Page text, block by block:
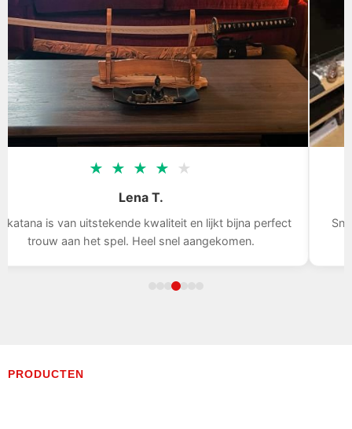
★ ★ ★ ★ ★
Lena T.
is van uitstekende kwaliteit en lijkt bijna perfect
trouw aan het spel. Heel snel aangekomen.
PRODUCTEN